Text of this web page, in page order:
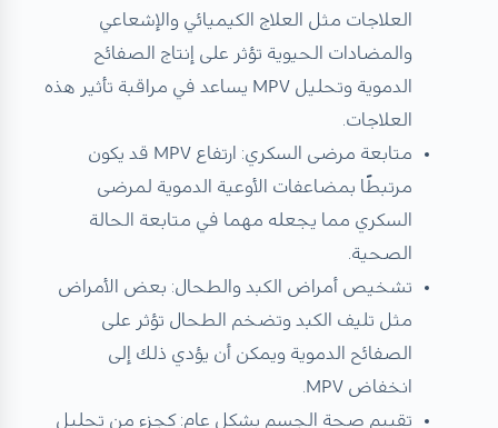
العلاجات مثل العلاج الكيميائي والإشعاعي
والمضادات الحيوية تؤثر على إنتاج الصفائح
الدموية وتحليل MPV يساعد في مراقبة تأثير هذه
العلاجات.
متابعة مرضى السكري: ارتفاع MPV قد يكون
مرتبطًا بمضاعفات الأوعية الدموية لمرضى
السكري مما يجعله مهما في متابعة الحالة
الصحية.
تشخيص أمراض الكبد والطحال: بعض الأمراض
مثل تليف الكبد وتضخم الطحال تؤثر على
الصفائح الدموية ويمكن أن يؤدي ذلك إلى
انخفاض MPV.
تقييم صحة الجسم بشكل عام: كجزء من تحليل